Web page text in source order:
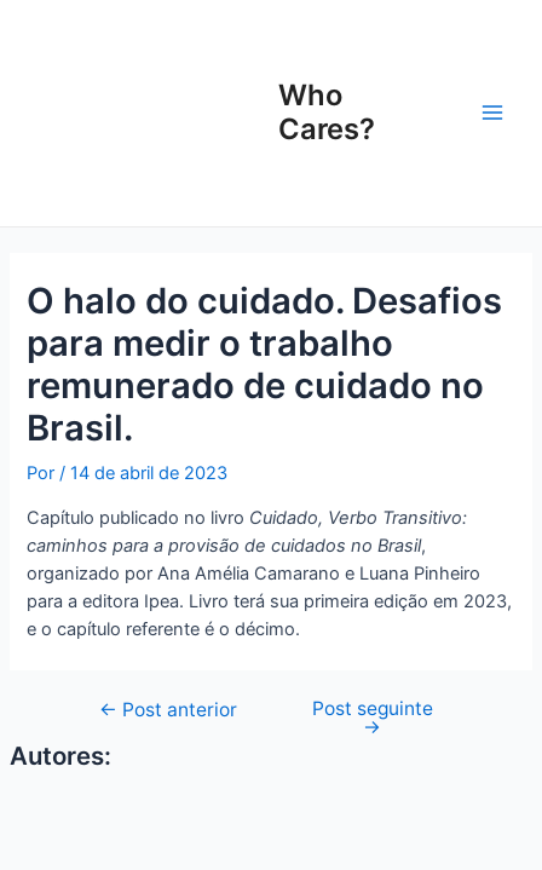
Who
Cares?
O halo do cuidado. Desafios
para medir o trabalho
remunerado de cuidado no
Brasil.
Por/14 de abril de 2023
Capítulo publicado no livro Cuidado, Verbo Transitivo:
caminhos para a provisão de cuidados no Brasil,
organizado por Ana Amélia Camarano e Luana Pinheiro
para a editora Ipea. Livro terá sua primeira edição em 2023,
e o capítulo referente é o décimo.
← Post anterior Post seguinte
→
Autores: